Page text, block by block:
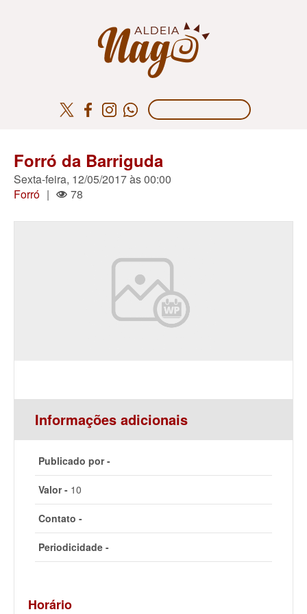
Forró da Barriguda
Sexta-feira, 12/05/2017 às 00:00
Forró | 78
Informações adicionais
Publicado por -
Valor - 10
Contato -
Periodicidade -
Horário